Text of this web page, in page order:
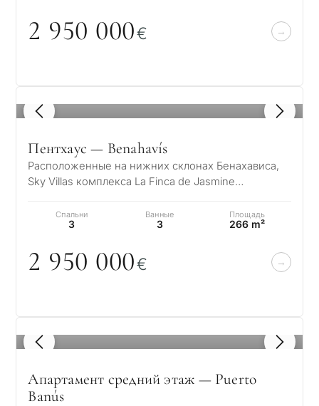
2 950 000€
1 / 8
Пентхаус — Benahavís
Расположенные на нижних склонах Бенахависа,
Sky Villas комплекса La Finca de Jasmine
Спальни
3
Ванные
3
Площадь
266 m²
2 950 000€
1 / 8
Апартамент средний этаж — Puerto
Banús